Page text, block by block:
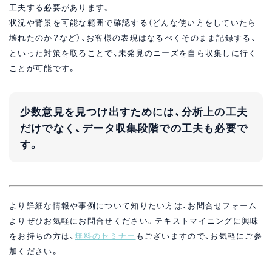
工夫する必要があります。
状況や背景を可能な範囲で確認する（どんな使い方をしていたら
壊れたのか？など）、お客様の表現はなるべくそのまま記録する、
といった対策を取ることで、未発見のニーズを自ら収集しに行く
ことが可能です。
少数意見を見つけ出すためには、分析上の工夫
だけでなく、データ収集段階での工夫も必要で
す。
より詳細な情報や事例について知りたい方は、お問合せフォーム
よりぜひお気軽にお問合せください。テキストマイニングに興味
をお持ちの方は、無料のセミナー もございますので、お気軽にご参
加ください。